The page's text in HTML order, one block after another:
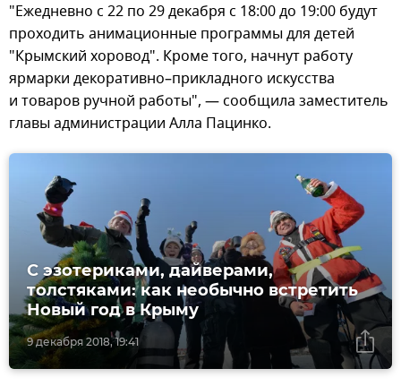
"Ежедневно с 22 по 29 декабря с 18:00 до 19:00 будут
проходить анимационные программы для детей
"Крымский хоровод". Кроме того, начнут работу
ярмарки декоративно–прикладного искусства
и товаров ручной работы", — сообщила заместитель
главы администрации Алла Пацинко.
9 декабря 2018, 19:41
С эзотериками, дайверами,
толстяками: как необычно встретить
Новый год в Крыму